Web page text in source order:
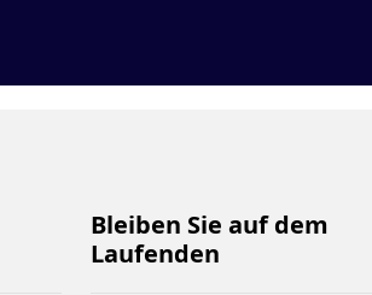
Bleiben Sie auf dem
Laufenden